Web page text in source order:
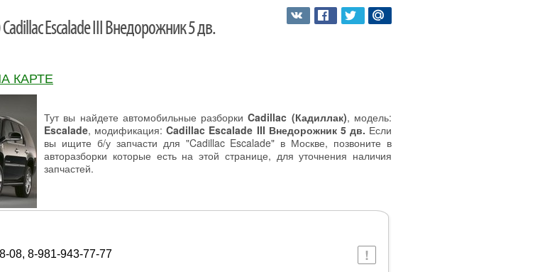
Escalade III Внедорожник 5 дв.
КАРТЕ
Тут вы найдете автомобильные разборкиCadillac (Кадиллак), модель:
Escalade, модификация:Cadillac Escalade III Внедорожник 5 дв. Если
вы ищите б/у запчасти для "Cadillac Escalade" в Москве, позвоните в
авторазборки которые есть на этой странице, для уточнения наличия
запчастей.
08, 8-981-943-77-77